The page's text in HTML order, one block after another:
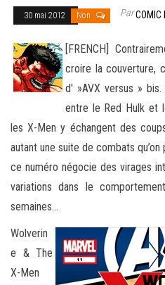
30 mai 2012 Non ParCOMIC
[FRENCH]
croire la couverture,
d' »AVX versus »
entre le Red Hulk et
les X-Men y échangent des
autant une suite de combats
ce numéro négocie des virages
variations dans le
semaines…
Wolverin
e & The
X-Men